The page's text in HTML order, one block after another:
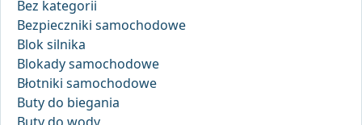
Bez kategorii
Bezpieczniki samochodowe
Blok silnika
Blokady samochodowe
Błotniki samochodowe
Buty do biegania
Buty do wody